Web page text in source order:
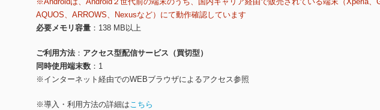
AQUOS、ARROWS、Nexusなど）にて動作確認しています
必要メモリ容量
138 MB以上
ご利用方法
アクセス型配信サービス（買切型）
同時使用端末数
1
※インターネット経由でのWEBブラウザによるアクセス参照
※導入・利用方法の詳細はこちら